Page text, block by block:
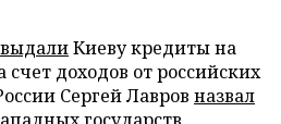
выдалиКиеву кредиты на
счет доходов от российских
Сергей Лавров назвал